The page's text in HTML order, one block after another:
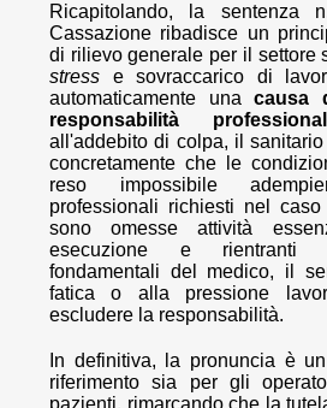
Ricapitolando, la sentenza
Cassazione ribadisce un
di rilievo generale per il settore
stress e sovraccarico di
automaticamente unacausa
responsabilità
all'addebito di colpa, il
concretamente che le
reso impossibile
professionali richiesti nel
sono omesse attività
esecuzione e rientranti
fondamentali del medico, il
fatica o alla pressione
escludere la responsabilità.
In definitiva, la pronuncia è
riferimento sia per gli